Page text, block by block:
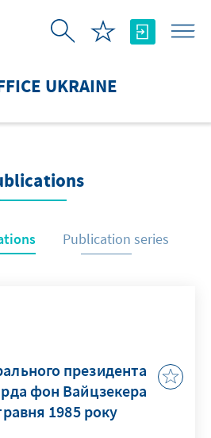
UKRAINE
Publication series
президента
фон Вайцзекера
1985 року